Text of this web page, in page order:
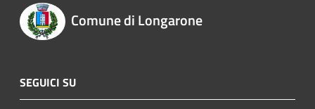
Comune di Longarone
SEGUICI SU